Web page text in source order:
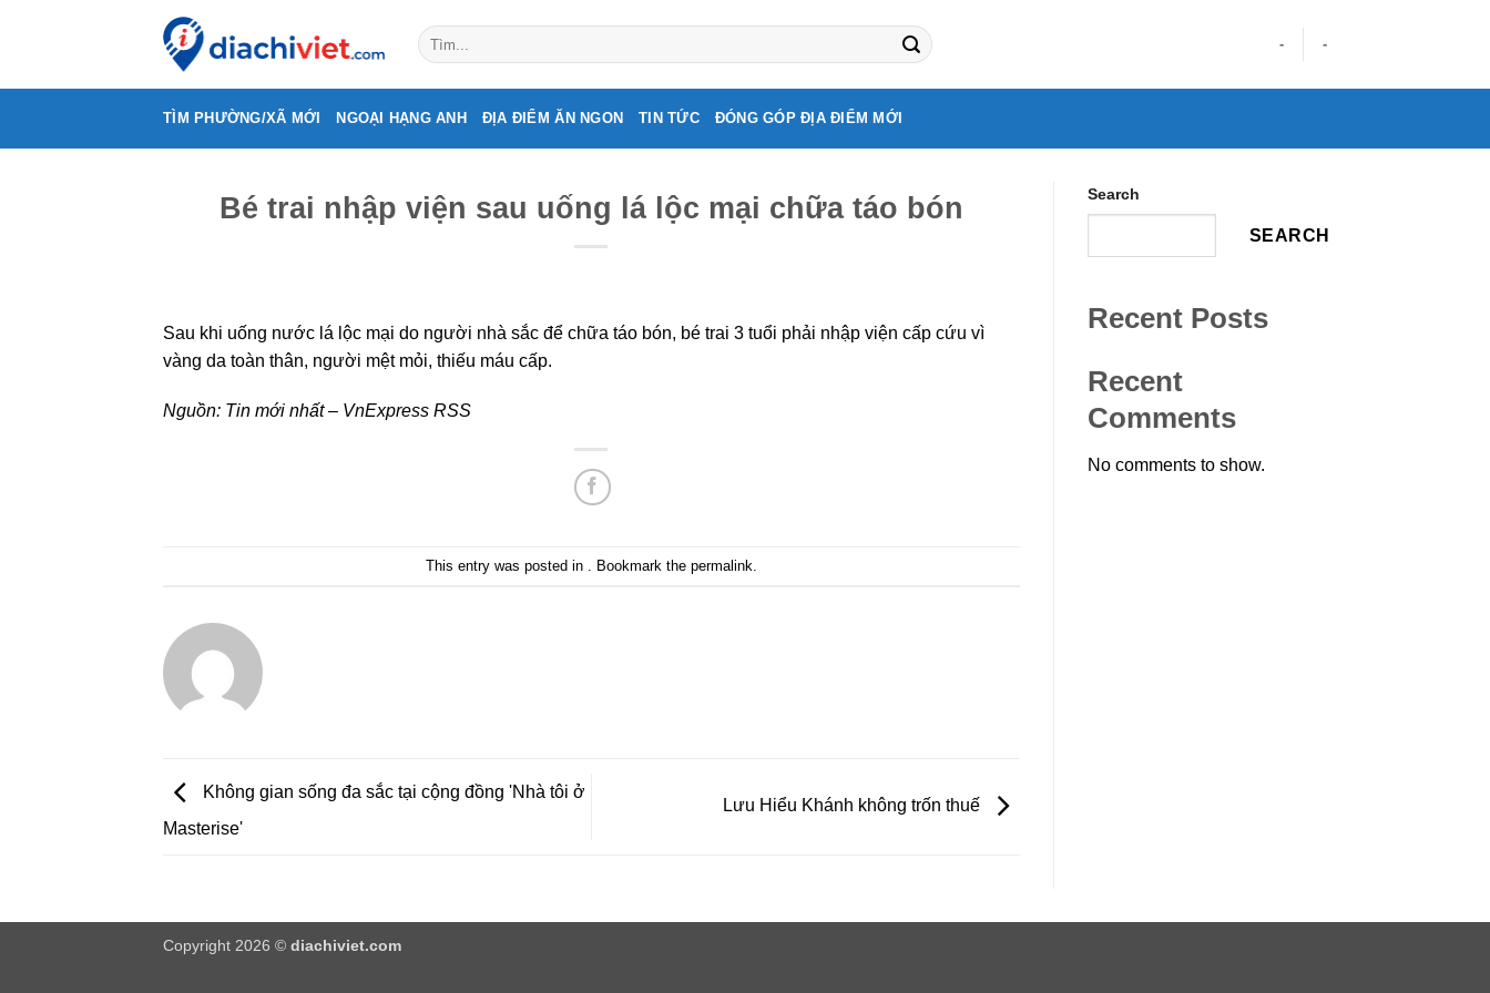
- -
TÌM PHƯỜNG/XÃ MỚI NGOẠI HẠNG ANH ĐỊA ĐIỂM ĂN NGON TIN TỨC ĐÓNG GÓP ĐỊA ĐIỂM MỚI
Bé trai nhập viện sau uống lá lộc mại chữa táo bón
Sau khi uống nước lá lộc mại do người nhà sắc để chữa táo bón, bé trai 3 tuổi phải nhập viện cấp cứu vì
vàng da toàn thân, người mệt mỏi, thiếu máu cấp.
Nguồn: Tin mới nhất – VnExpress RSS
This entry was posted in . Bookmark the permalink
Không gian sống đa sắc tại cộng đồng 'Nhà tôi ở
Masterise'
Lưu Hiểu Khánh không trốn thuế
Search
SEARCH
Recent Posts
Recent
Comments
No comments to show.
Copyright 2026 © diachiviet.com